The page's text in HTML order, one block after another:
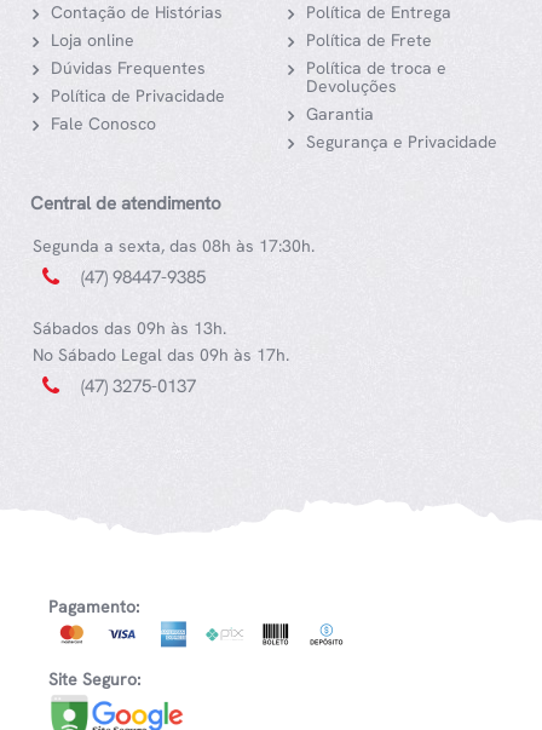
Contação de Histórias
Loja online
Dúvidas Frequentes
Política de Privacidade
Fale Conosco
Política de Entrega
Política de Frete
Política de troca e
Devoluções
Garantia
Segurança e Privacidade
Central de atendimento
Segunda a sexta, das 08h às 17:30h.
(47) 98447-9385
Sábados das 09h às 13h.
No Sábado Legal das 09h às 17h.
(47) 3275-0137
Pagamento:
Site Seguro: